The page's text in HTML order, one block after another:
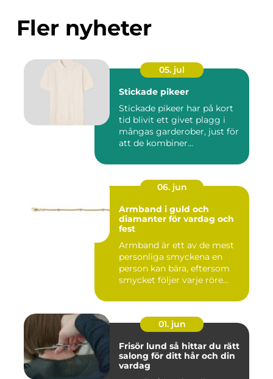
Fler nyheter
05. jul
Stickade pikeer
Stickade pikeer har på kort
tid blivit ett givet plagg i
mångas garderober, just för
att de kombiner...
06. jun
Armband i guld och
diamanter för vardag och
fest
Armband är ett av de mest
personliga smyckena en
person kan bära, eftersom
smycket följer varje röre...
01. jun
Frisör lund så hittar du rätt
salong för ditt hår och din
vardag